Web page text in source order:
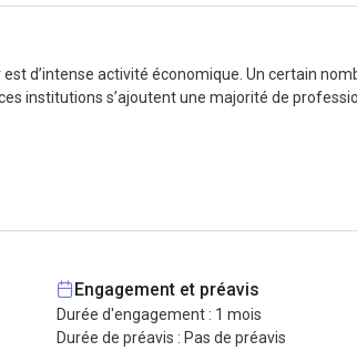
d’intense activité économique. Un certain
institutions s’ajoutent une majorité de
de télésurveillance, d’un système d’accès
de coworking de 40 postes. Le matériel
Engagement et préavis
Durée d'engagement : 1 mois
Durée de préavis : Pas de préavis